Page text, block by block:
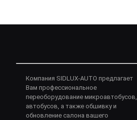
Компания SIDLUX-AUTO предлагает
Вам профессиональное
переоборудование микроавтобусов,
автобусов, а также обшивку и
обновление салона вашего